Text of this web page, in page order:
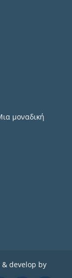
μοναδική
develop by